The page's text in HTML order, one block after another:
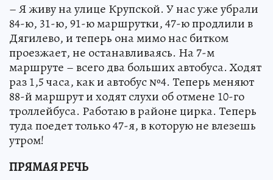
– Я живу на улице Крупской. У нас уже убрали
84-ю, 31-ю, 91-ю маршрутки, 47-ю продлили в
Дягилево, и теперь она мимо нас битком
проезжает, не останавливаясь. На 7-м
маршруте – всего два больших автобуса. Ходят
раз 1,5 часа, как и автобус №4. Теперь меняют
88-й маршрут и ходят слухи об отмене 10-го
троллейбуса. Работаю в районе цирка. Теперь
туда поедет только 47-я, в которую не влезешь
утром!
ПРЯМАЯ РЕЧЬ